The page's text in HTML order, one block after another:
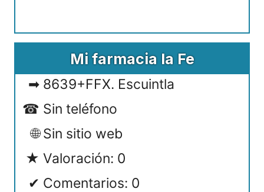
Mi farmacia la Fe
8639+FFX. Escuintla
Sin teléfono
Sin sitio web
Valoración: 0
Comentarios: 0